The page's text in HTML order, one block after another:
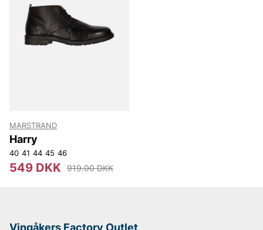
Oscar Jacobson
MARSTRAND
Harry
40 41 44 45 46
549 DKK 919.00 DKK